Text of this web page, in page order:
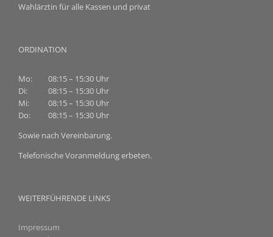
Wahlärztin für alle Kassen und privat
ORDINATION
Mo:
Di:
Mi:
Do:
08:15 – 15:30 Uhr
08:15 – 15:30 Uhr
08:15 – 15:30 Uhr
08:15 – 15:30 Uhr
Sowie nach Vereinbarung.
Telefonische Voranmeldung erbeten.
WEITERFÜHRENDE LINKS
Impressum